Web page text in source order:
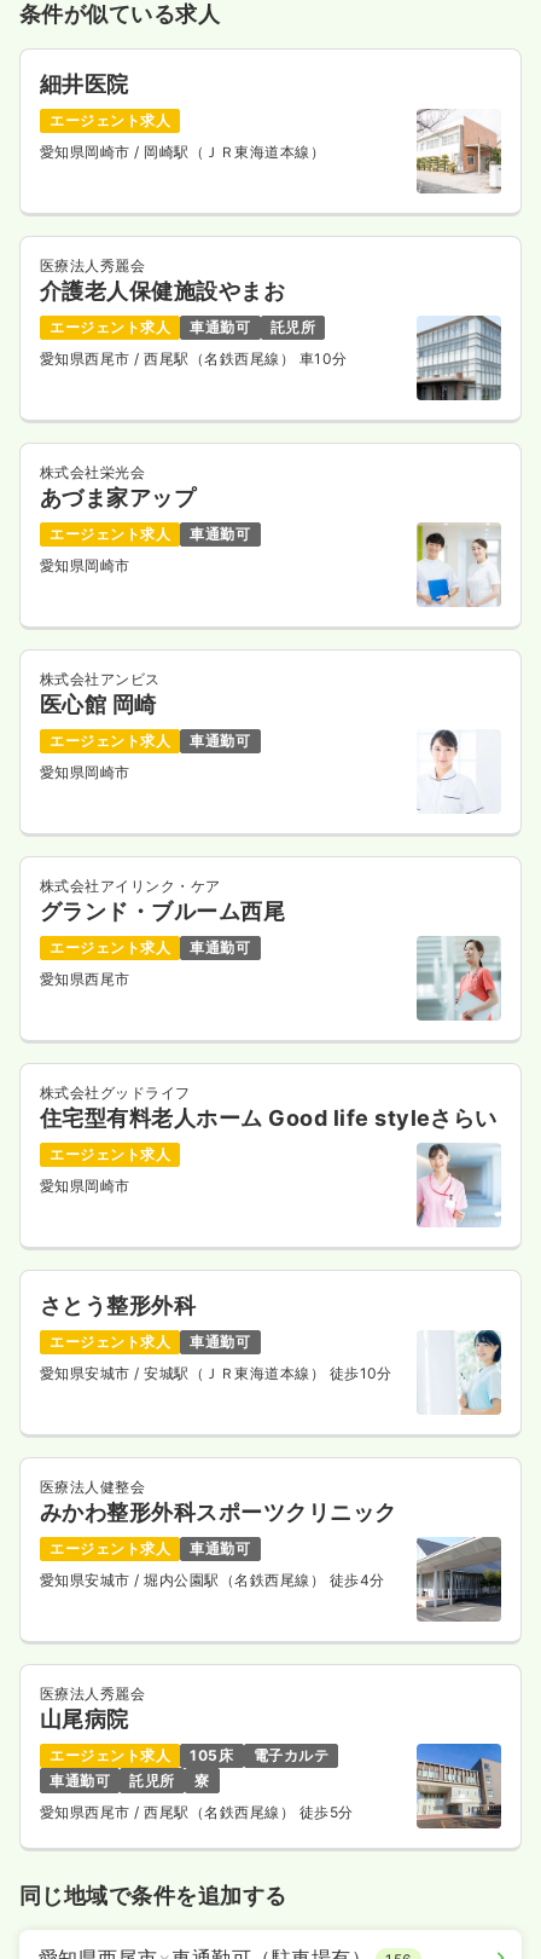
条件が似ている求人
細井医院
エージェント求人
愛知県岡崎市/ 岡崎駅（ＪＲ東海道本線）
医療法人秀麗会
介護老人保健施設やまお
エージェント求人 車通勤可
託児所
愛知県西尾市/ 西尾駅（名鉄西尾線） 車10分
株式会社栄光会
あづま家アップ
エージェント求人
車通勤可
愛知県岡崎市
株式会社アンビス
医心館 岡崎
エージェント求人
車通勤可
愛知県岡崎市
株式会社アイリンク・ケア
グランド・ブルーム西尾
エージェント求人
車通勤可
愛知県西尾市
株式会社グッドライフ
住宅型有料老人ホーム Good life styleさらい
エージェント求人
愛知県岡崎市
さとう整形外科
エージェント求人
車通勤可
愛知県安城市/ 安城駅（ＪＲ東海道本線） 徒歩10分
医療法人健整会
みかわ整形外科スポーツクリニック
エージェント求人
車通勤可
愛知県安城市/ 堀内公園駅（名鉄西尾線） 徒歩4分
医療法人秀麗会
山尾病院
エージェント求人 105床
電子カルテ
車通勤可
託児所
寮
愛知県西尾市 / 西尾駅（名鉄西尾線） 徒歩5分
同じ地域で条件を追加する